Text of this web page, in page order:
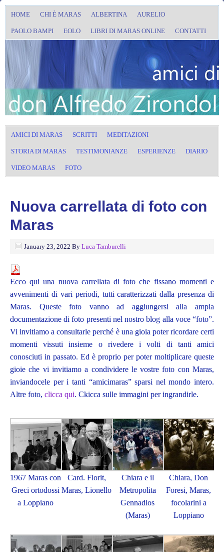
HOME CHI È MARAS ALBERTINA AURELIO
PAOLO BAMPI EOLO LIBRI DI MARAS ONLINE CONTATTI
AMICI DI MARAS SCRITTI MEDITAZIONI
STORIA DI MARAS TESTIMONIANZE ESPERIENZE DIARIO
VIDEO MARAS FOTO
Nuova carrellata di foto con
Maras
January 23, 2022 By Luca Tamburelli
Ecco qui una nuova carrellata di foto che fissano momenti e
avvenimenti di vari periodi, tutti caratterizzati dalla presenza di
Maras. Queste foto vanno ad aggiungersi alla ampia
documentazione di foto presenti nel nostro blog alla voce “foto”.
Vi invitiamo a consultarle perché è una gioia poter ricordare certi
momenti vissuti insieme o rivedere i volti di tanti amici
conosciuti in passato. Ed è proprio per poter moltiplicare queste
gioie che vi invitiamo a condividere le vostre foto con Maras,
inviandocele per i tanti “amicimaras” sparsi nel mondo intero.
Altre foto, clicca qui. Ckicca sulle immagini per ingrandirle.
1967 Maras con
Greci ortodossi
a Loppiano
Card. Florit,
Maras, Lionello
Chiara e il
Metropolita
Gennadios
(Maras)
Chiara, Don
Foresi, Maras,
focolarini a
Loppiano